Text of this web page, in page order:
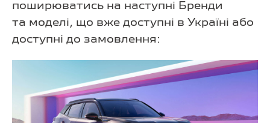
поширюватись на наступні Бренди
та моделі, що вже доступні в Україні або
доступні до замовлення: